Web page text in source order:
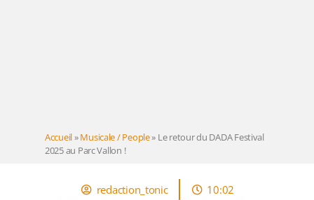
Accueil»Musicale / People» Le retour du DADA Festival
2025 au Parc Vallon !
redaction_tonic 10:02